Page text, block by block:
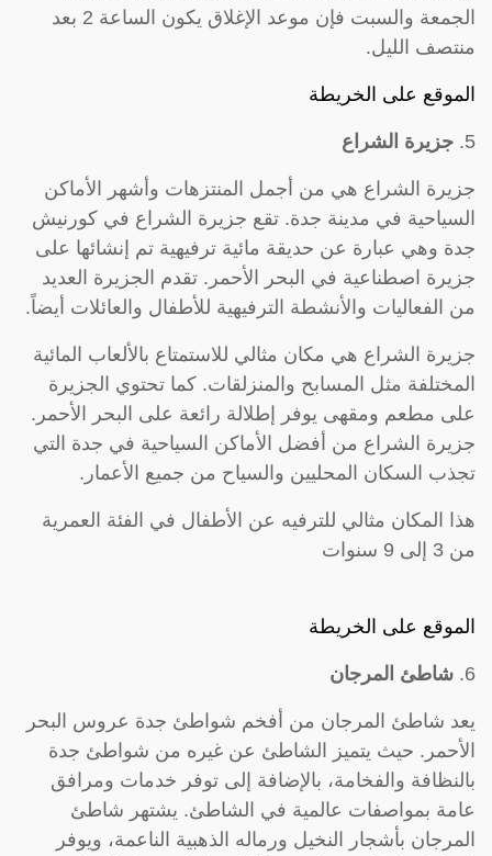
الجمعة والسبت فإن موعد الإغلاق يكون الساعة 2 بعد
منتصف الليل.
الموقع على الخريطة
5. جزيرة الشراع
جزيرة الشراع هي من أجمل المنتزهات وأشهر الأماكن
السياحية في مدينة جدة. تقع جزيرة الشراع في كورنيش
جدة وهي عبارة عن حديقة مائية ترفيهية تم إنشائها على
جزيرة اصطناعية في البحر الأحمر. تقدم الجزيرة العديد
من الفعاليات والأنشطة الترفيهية للأطفال والعائلات أيضاً.
جزيرة الشراع هي مكان مثالي للاستمتاع بالألعاب المائية
المختلفة مثل المسابح والمنزلقات. كما تحتوي الجزيرة
على مطعم ومقهى يوفر إطلالة رائعة على البحر الأحمر.
جزيرة الشراع من أفضل الأماكن السياحية في جدة التي
تجذب السكان المحليين والسياح من جميع الأعمار.
هذا المكان مثالي للترفيه عن الأطفال في الفئة العمرية
من 3 إلى 9 سنوات
الموقع على الخريطة
6. شاطئ المرجان
يعد شاطئ المرجان من أفخم شواطئ جدة عروس البحر
الأحمر. حيث يتميز الشاطئ عن غيره من شواطئ جدة
بالنظافة والفخامة، بالإضافة إلى توفر خدمات ومرافق
عامة بمواصفات عالمية في الشاطئ. يشتهر شاطئ
المرجان بأشجار النخيل ورماله الذهبية الناعمة، ويوفر